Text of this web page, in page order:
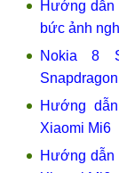
Hướng dẫn
bức ảnh
Nokia 8
Hướng
Xiaomi Mi6
Hướng dẫn